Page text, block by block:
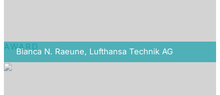
Bianca N. Raeune, Lufthansa Technik AG
AWARD